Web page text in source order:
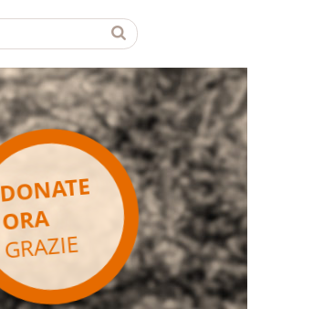
DONATE
ORA
GRAZIE